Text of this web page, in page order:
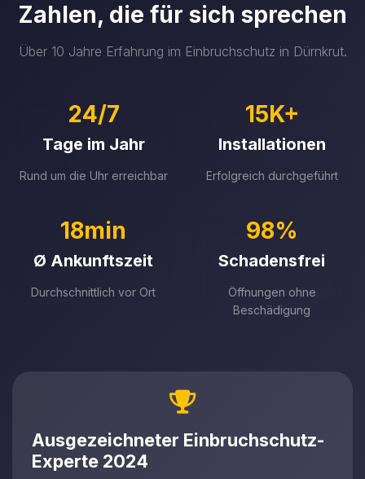
Zahlen, die für sich sprechen
Über 10 Jahre Erfahrung im Einbruchschutz in Dürnkrut.
24/7
Tage im Jahr
Rund um die Uhr erreichbar
15K+
Installationen
Erfolgreich durchgeführt
18min
Ø Ankunftszeit
Durchschnittlich vor Ort
98%
Schadensfrei
Öffnungen ohne
Beschädigung
Ausgezeichneter Einbruchschutz-
Experte 2024